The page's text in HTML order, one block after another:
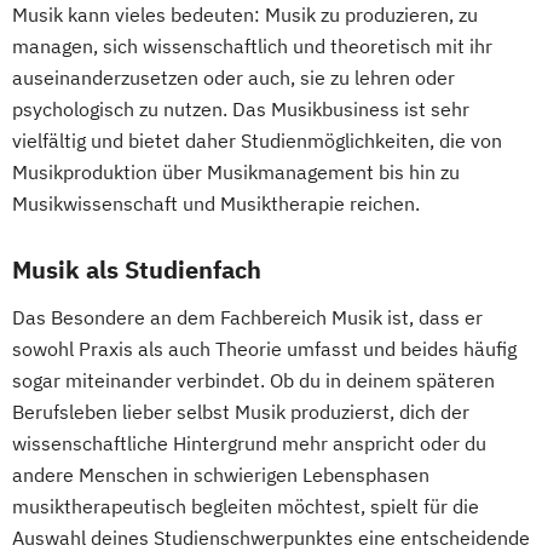
Musik kann vieles bedeuten: Musik zu produzieren, zu
managen, sich wissenschaftlich und theoretisch mit ihr
auseinanderzusetzen oder auch, sie zu lehren oder
psychologisch zu nutzen. Das Musikbusiness ist sehr
vielfältig und bietet daher Studienmöglichkeiten, die von
Musikproduktion über Musikmanagement bis hin zu
Musikwissenschaft und Musiktherapie reichen.
Musik als Studienfach
Das Besondere an dem Fachbereich Musik ist, dass er
sowohl Praxis als auch Theorie umfasst und beides häufig
sogar miteinander verbindet. Ob du in deinem späteren
Berufsleben lieber selbst Musik produzierst, dich der
wissenschaftliche Hintergrund mehr anspricht oder du
andere Menschen in schwierigen Lebensphasen
musiktherapeutisch begleiten möchtest, spielt für die
Auswahl deines Studienschwerpunktes eine entscheidende